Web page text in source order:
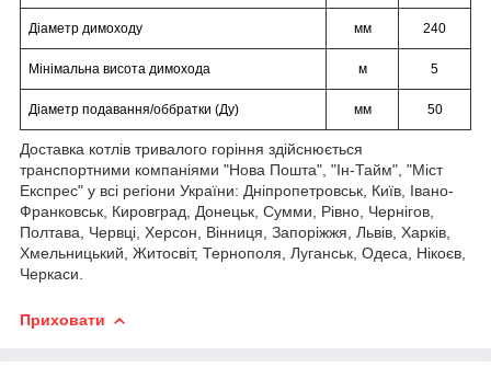
Діаметр димоходу мм 240
Мінімальна висота димохода м 5
Діаметр подавання/оббратки (Ду) мм 50
Доставка котлів тривалого горіння здійснюється
транспортними компаніями "Нова Пошта", "Ін-Тайм", "Міст
Експрес" у всі регіони України: Дніпропетровськ, Київ, Івано-
Франковськ, Кировград, Донецьк, Сумми, Рівно, Чернігов,
Полтава, Червці, Херсон, Вінниця, Запоріжжя, Львів, Харків,
Хмельницький, Житосвіт, Тернополя, Луганськ, Одеса, Нікоєв,
Черкаси.
Приховати